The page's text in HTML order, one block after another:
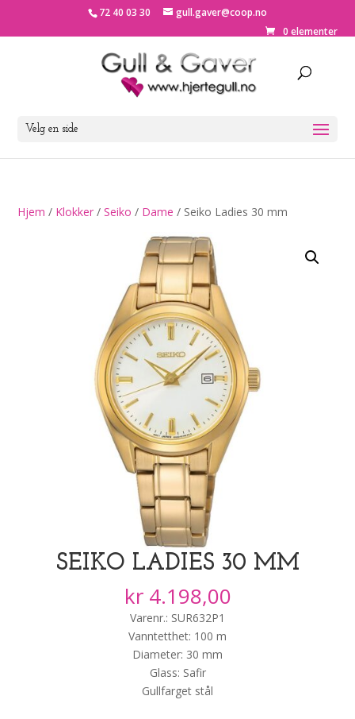
72 40 03 30
gull.gaver@coop.no
0 elementer
Velg en side
Hjem / Klokker /Seiko / Dame / Seiko Ladies 30 mm
SEIKO LADIES 30 MM
kr4.198,00
Varenr.: SUR632P1
Vanntetthet: 100 m
Diameter: 30 mm
Glass: Safir
Gullfarget stål